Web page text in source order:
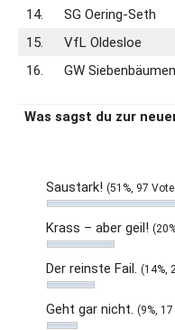
14.
SG Oering-Seth
15.
VfL Oldesloe
16.
GW Siebenbäumen
Was sagst du zur
Saustark! (51%, 97
Krass – aber geil!
Der reinste Fail. (14%,
Geht gar nicht. (9%,